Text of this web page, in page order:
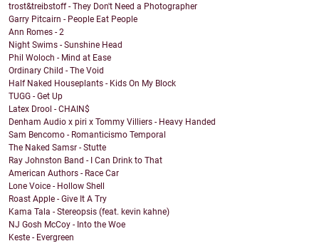
trost&treibstoff - They Don't Need a Photographer
Garry Pitcairn - People Eat People
Ann Romes - 2
Night Swims - Sunshine Head
Phil Woloch - Mind at Ease
Ordinary Child - The Void
Half Naked Houseplants - Kids On My Block
TUGG - Get Up
Latex Drool - CHAIN$
Denham Audio x piri x Tommy Villiers - Heavy Handed
Sam Bencomo - Romanticismo Temporal
The Naked Samsr - Stutte
Ray Johnston Band - I Can Drink to That
American Authors - Race Car
Lone Voice - Hollow Shell
Roast Apple - Give It A Try
Kama Tala - Stereopsis (feat. kevin kahne)
NJ Gosh McCoy - Into the Woe
Keste - Evergreen